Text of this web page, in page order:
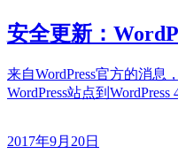
安全更新：
来自WordPress官方的消息
WordPress站点到
2017年9月20日